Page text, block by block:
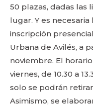
50 plazas, dadas las
lugar. Y es
inscripción
Urbana de Avilés, a
noviembre. El
viernes, de 10.30 a
solo se podrán
Asimismo, se